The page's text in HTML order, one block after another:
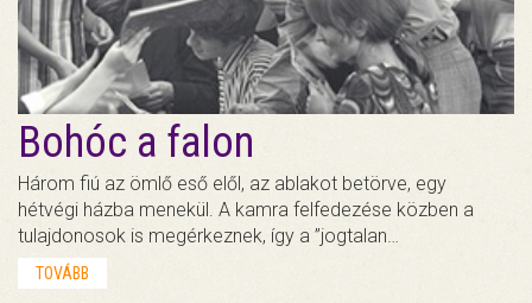
Bohóc a falon
Három fiú az ömlő eső elől, az ablakot betörve, egy
hétvégi házba menekül. A kamra felfedezése közben a
tulajdonosok is megérkeznek, így a ”jogtalan…
TOVÁBB